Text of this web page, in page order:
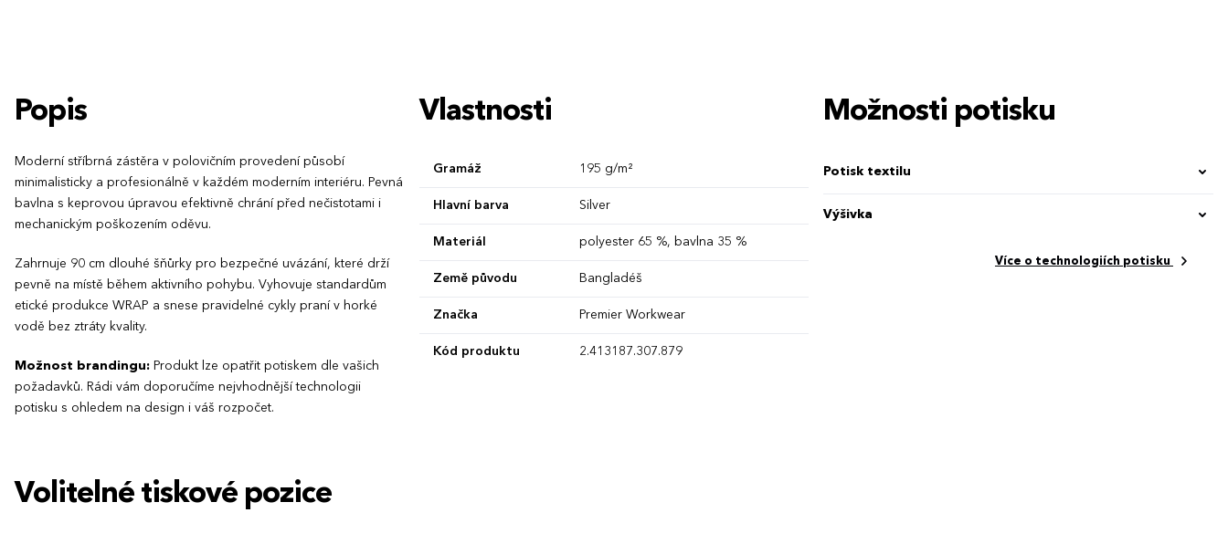
Popis
Moderní stříbrná zástěra v polovičním provedení působí
minimalisticky a profesionálně v každém moderním interiéru. Pevná
bavlna s keprovou úpravou efektivně chrání před nečistotami i
mechanickým poškozením oděvu.
Zahrnuje 90 cm dlouhé šňůrky pro bezpečné uvázání, které drží
pevně na místě během aktivního pohybu. Vyhovuje standardům
etické produkce WRAP a snese pravidelné cykly praní v horké
vodě bez ztráty kvality.
Možnost brandingu: Produkt lze opatřit potiskem dle vašich
požadavků. Rádi vám doporučíme nejvhodnější technologii
potisku s ohledem na design i váš rozpočet.
Vlastnosti
Gramáž 195 g/m²
Hlavní barva Silver
Materiál polyester 65 %, bavlna 35 %
Země původu Bangladéš
Značka Premier Workwear
Kód produktu 2.413187.307.879
Možnosti potisku
Potisk textilu
Výšivka
Více o technologiích potisku
Volitelné tiskové pozice